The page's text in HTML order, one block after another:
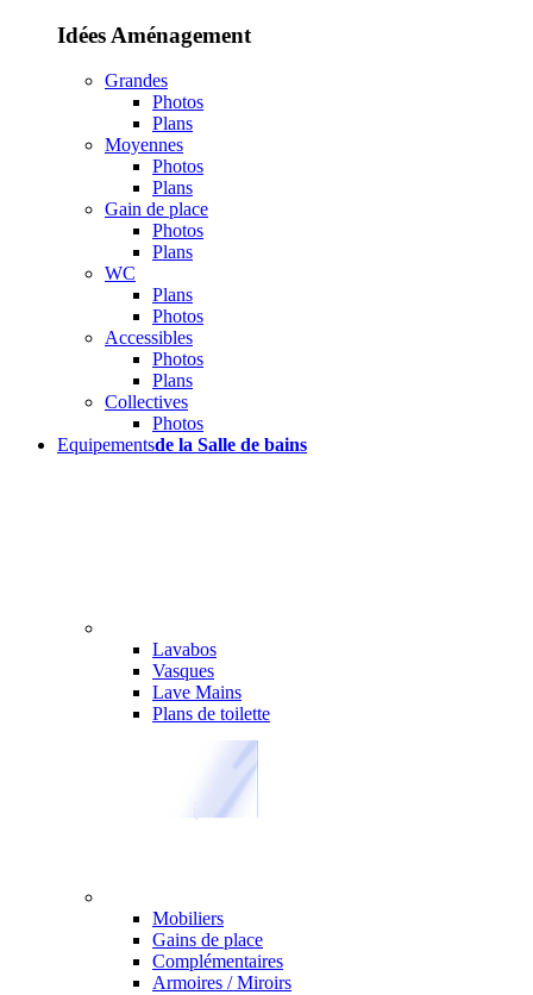
Idées Aménagement
Grandes
Photos
Plans
Moyennes
Photos
Plans
Gain de place
Photos
Plans
WC
Plans
Photos
Accessibles
Photos
Plans
Collectives
Photos
Equipementsde la Salle de bains
Lavabos
Vasques
Lave Mains
Plans de toilette
Mobiliers
Gains de place
Complémentaires
Armoires / Miroirs